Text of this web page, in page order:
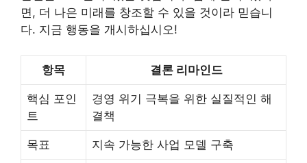
면, 더 나은 미래를 창조할 수 있을 것이라 믿습니
다. 지금 행동을 개시하십시오!
항목 결론 리마인드
핵심 포인
트
경영 위기 극복을 위한 실질적인 해
결책
목표 지속 가능한 사업 모델 구축